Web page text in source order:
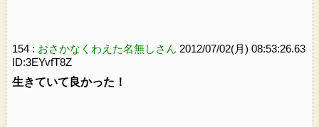
154 : おさかなくわえた名無しさん 2012/07/02(月) 08:53:26.63
ID:3EYvfT8Z
生きていて良かった！